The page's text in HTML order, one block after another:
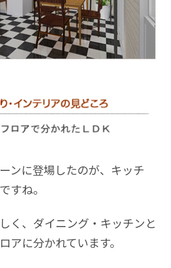
ンに登場したのが、キッチ
すね。
く、ダイニング・キッチンと
アに分かれています。